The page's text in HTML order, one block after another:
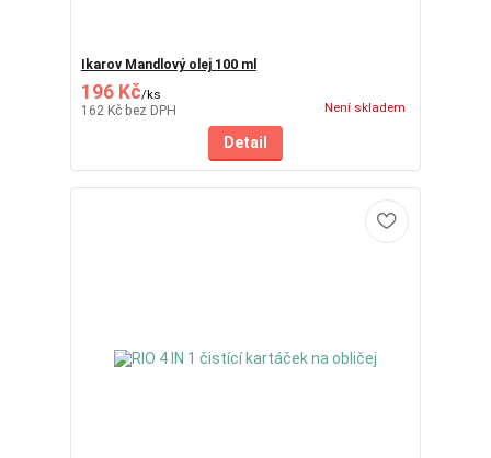
Ikarov Mandlový olej 100 ml
196 Kč/ks
162 Kč bez DPH Není skladem
Detail